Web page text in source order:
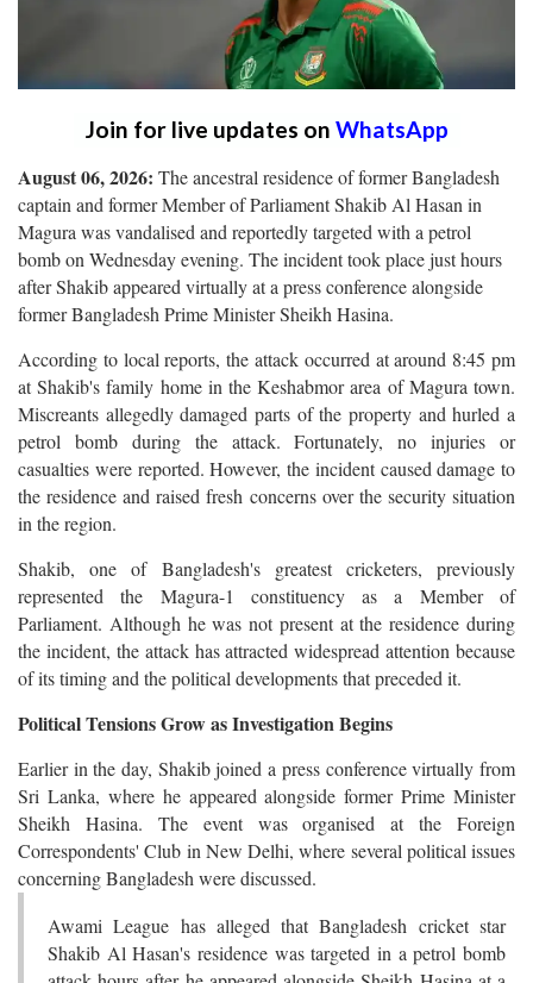
Join for live updates on WhatsApp
August 06, 2026: The ancestral residence of former Bangladesh
captain and former Member of Parliament Shakib Al Hasan in
Magura was vandalised and reportedly targeted with a petrol
bomb on Wednesday evening. The incident took place just hours
after Shakib appeared virtually at a press conference alongside
former Bangladesh Prime Minister Sheikh Hasina.
According to local reports, the attack occurred at around 8:45 pm
at Shakib's family home in the Keshabmor area of Magura town.
Miscreants allegedly damaged parts of the property and hurled a
petrol bomb during the attack. Fortunately, no injuries or
casualties were reported. However, the incident caused damage to
the residence and raised fresh concerns over the security situation
in the region.
Shakib, one of Bangladesh's greatest cricketers, previously
represented the Magura-1 constituency as a Member of
Parliament. Although he was not present at the residence during
the incident, the attack has attracted widespread attention because
of its timing and the political developments that preceded it.
Political Tensions Grow as Investigation Begins
Earlier in the day, Shakib joined a press conference virtually from
Sri Lanka, where he appeared alongside former Prime Minister
Sheikh Hasina. The event was organised at the Foreign
Correspondents' Club in New Delhi, where several political issues
concerning Bangladesh were discussed.
Awami League has alleged that Bangladesh cricket star
Shakib Al Hasan's residence was targeted in a petrol bomb